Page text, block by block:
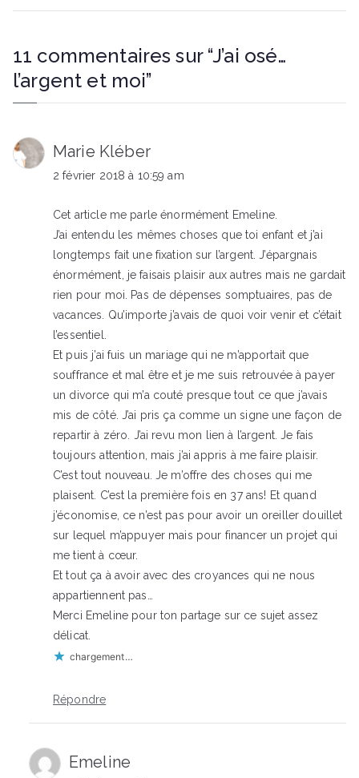
11 commentaires sur “J’ai osé…
l’argent et moi”
Marie Kléber
2 février 2018 à 10:59 am
Cet article me parle énormément Emeline.
J’ai entendu les mêmes choses que toi enfant et j’ai
longtemps fait une fixation sur l’argent. J’épargnais
énormément, je faisais plaisir aux autres mais ne gardait
rien pour moi. Pas de dépenses somptuaires, pas de
vacances. Qu’importe j’avais de quoi voir venir et c’était
l’essentiel.
Et puis j’ai fuis un mariage qui ne m’apportait que
souffrance et mal être et je me suis retrouvée à payer
un divorce qui m’a couté presque tout ce que j’avais
mis de côté. J’ai pris ça comme un signe une façon de
repartir à zéro. J’ai revu mon lien à l’argent. Je fais
toujours attention, mais j’ai appris à me faire plaisir.
C’est tout nouveau. Je m’offre des choses qui me
plaisent. C’est la première fois en 37 ans! Et quand
j’économise, ce n’est pas pour avoir un oreiller douillet
sur lequel m’appuyer mais pour financer un projet qui
me tient à cœur.
Et tout ça à avoir avec des croyances qui ne nous
appartiennent pas…
Merci Emeline pour ton partage sur ce sujet assez
délicat.
chargement…
Répondre
Emeline